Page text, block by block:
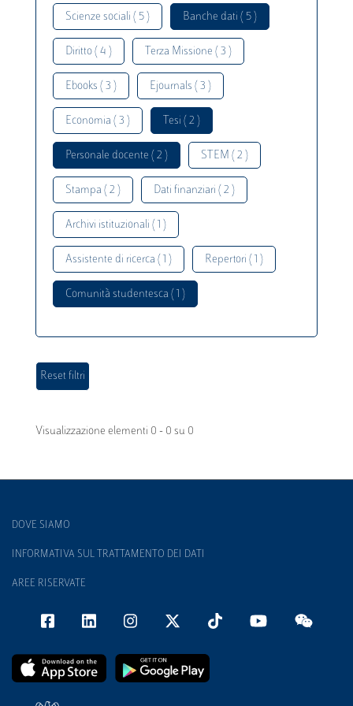
Scienze sociali ( 5 ) Banche dati ( 5 )
Diritto ( 4 ) Terza Missione ( 3 )
Ebooks ( 3 ) Ejournals ( 3 )
Economia ( 3 ) Tesi ( 2 )
Personale docente ( 2 ) STEM ( 2 )
Stampa ( 2 ) Dati finanziari ( 2 )
Archivi istituzionali ( 1 )
Assistente di ricerca ( 1 ) Repertori ( 1 )
Comunità studentesca ( 1 )
Visualizzazione elementi 0 - 0 su 0
DOVE SIAMO
INFORMATIVA SUL TRATTAMENTO DEI DATI
AREE RISERVATE